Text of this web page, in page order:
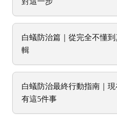
白蟻防治篇｜從完全不懂
輯
白蟻防治最終行動指南｜
有這5件事